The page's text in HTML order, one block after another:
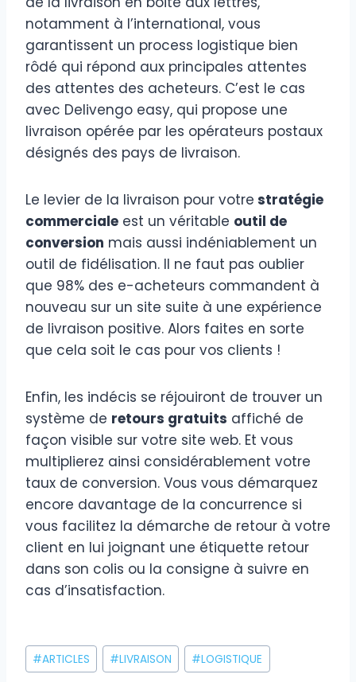
notamment à l’international, vous
garantissent un process logistique bien
rôdé qui répond aux principales attentes
des attentes des acheteurs. C’est le cas
avec Delivengo easy, qui propose une
livraison opérée par les opérateurs postaux
désignés des pays de livraison.
Le levier de la livraison pour votre stratégie
commerciale est un véritable outil de
conversion mais aussi indéniablement un
outil de fidélisation. Il ne faut pas oublier
que 98% des e-acheteurs commandent à
nouveau sur un site suite à une expérience
de livraison positive. Alors faites en sorte
que cela soit le cas pour vos clients !
Enfin, les indécis se réjouiront de trouver un
système de retours gratuits affiché de
façon visible sur votre site web. Et vous
multiplierez ainsi considérablement votre
taux de conversion. Vous vous démarquez
encore davantage de la concurrence si
vous facilitez la démarche de retour à votre
client en lui joignant une étiquette retour
dans son colis ou la consigne à suivre en
cas d’insatisfaction.
Étiquettes
de
#ARTICLES #LIVRAISON #LOGISTIQUE